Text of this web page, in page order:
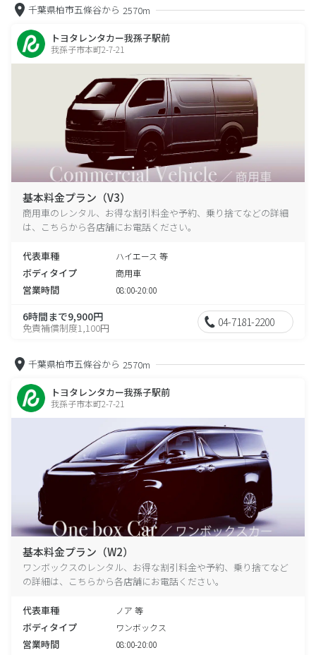
千葉県柏市五條谷から 2570m
トヨタレンタカー我孫子駅前
我孫子市本町2-7-21
基本料金プラン（V3）
商用車のレンタル、お得な割引料金や予約、乗り捨てなどの詳細
は、こちらから各店舗にお電話ください。
代表車種 ハイエース 等
ボディタイプ 商用車
営業時間 08:00-20:00
6時間まで9,900円
免責補償制度1,100円 04-7181-2200
千葉県柏市五條谷から 2570m
トヨタレンタカー我孫子駅前
我孫子市本町2-7-21
基本料金プラン（W2）
ワンボックスのレンタル、お得な割引料金や予約、乗り捨てなど
の詳細は、こちらから各店舗にお電話ください。
代表車種 ノア 等
ボディタイプ ワンボックス
営業時間 08:00-20:00